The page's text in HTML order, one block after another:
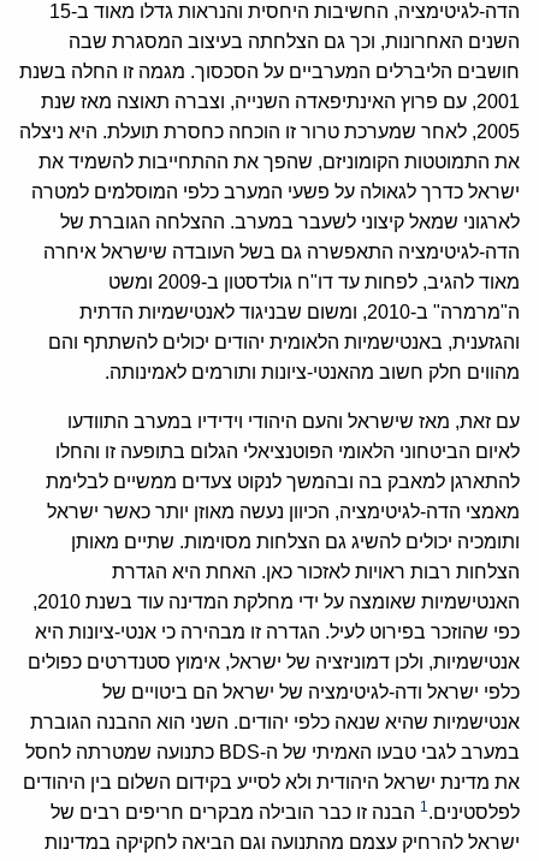
הדה-לגיטימציה, החשיבות היחסית והנראות גדלו מאוד ב-15
השנים האחרונות, וכך גם הצלחתה בעיצוב המסגרת שבה
חושבים הליברלים המערביים על הסכסוך. מגמה זו החלה בשנת
2001, עם פרוץ האינתיפאדה השנייה, וצברה תאוצה מאז שנת
2005, לאחר שמערכת טרור זו הוכחה כחסרת תועלת. היא ניצלה
את התמוטטות הקומוניזם, שהפך את ההתחייבות להשמיד את
ישראל כדרך לגאולה על פשעי המערב כלפי המוסלמים למטרה
לארגוני שמאל קיצוני לשעבר במערב. ההצלחה הגוברת של
הדה-לגיטימציה התאפשרה גם בשל העובדה שישראל איחרה
מאוד להגיב, לפחות עד דו"ח גולדסטון ב-2009 ומשט
ה"מרמרה" ב-2010, ומשום שבניגוד לאנטישמיות הדתית
והגזענית, באנטישמיות הלאומית יהודים יכולים להשתתף והם
מהווים חלק חשוב מהאנטי-ציונות ותורמים לאמינותה.
עם זאת, מאז שישראל והעם היהודי וידידיו במערב התוודעו
לאיום הביטחוני הלאומי הפוטנציאלי הגלום בתופעה זו והחלו
להתארגן למאבק בה ובהמשך לנקוט צעדים ממשיים לבלימת
מאמצי הדה-לגיטימציה, הכיוון נעשה מאוזן יותר כאשר ישראל
ותומכיה יכולים להשיג גם הצלחות מסוימות. שתיים מאותן
הצלחות רבות ראויות לאזכור כאן. האחת היא הגדרת
האנטישמיות שאומצה על ידי מחלקת המדינה עוד בשנת 2010,
כפי שהוזכר בפירוט לעיל. הגדרה זו מבהירה כי אנטי-ציונות היא
אנטישמיות, ולכן דמוניזציה של ישראל, אימוץ סטנדרטים כפולים
כלפי ישראל ודה-לגיטימציה של ישראל הם ביטויים של
אנטישמיות שהיא שנאה כלפי יהודים. השני הוא ההבנה הגוברת
במערב לגבי טבעו האמיתי של ה-BDS כתנועה שמטרתה לחסל
את מדינת ישראל היהודית ולא לסייע בקידום השלום בין היהודים
לפלסטינים.1 הבנה זו כבר הובילה מבקרים חריפים רבים של
ישראל להרחיק עצמם מהתנועה וגם הביאה לחקיקה במדינות